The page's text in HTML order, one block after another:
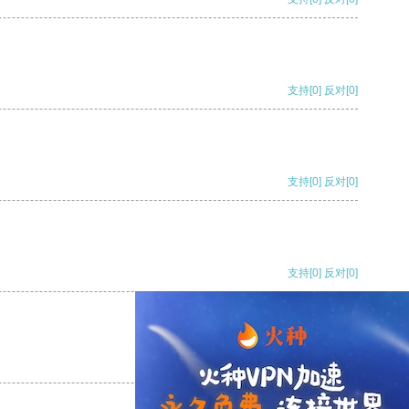
支持[0] 反对[0]
支持[0] 反对[0]
支持[0] 反对[0]
支持 反对